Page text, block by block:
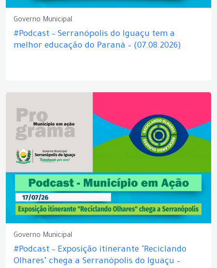
Governo Municipal
#Podcast – Serranópolis do Iguaçu tem a
melhor educação do Paraná – (07.08.2026)
Governo Municipal
#Podcast – Exposição itinerante "Reciclando
Olhares" chega a Serranópolis do Iguaçu –